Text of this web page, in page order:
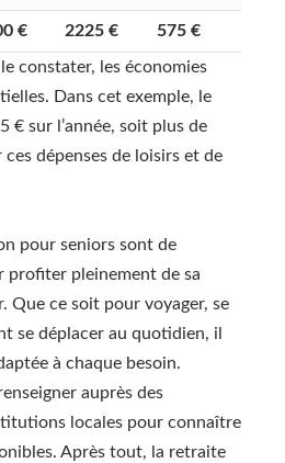
€ 2225 € 575 €
constater, les économies
Dans cet exemple, le
€ sur l’année, soit plus de
dépenses de loisirs et de
pour seniors sont de
profiter pleinement de sa
Que ce soit pour voyager, se
se déplacer au quotidien, il
à chaque besoin.
auprès des
locales pour connaître
Après tout, la retraite